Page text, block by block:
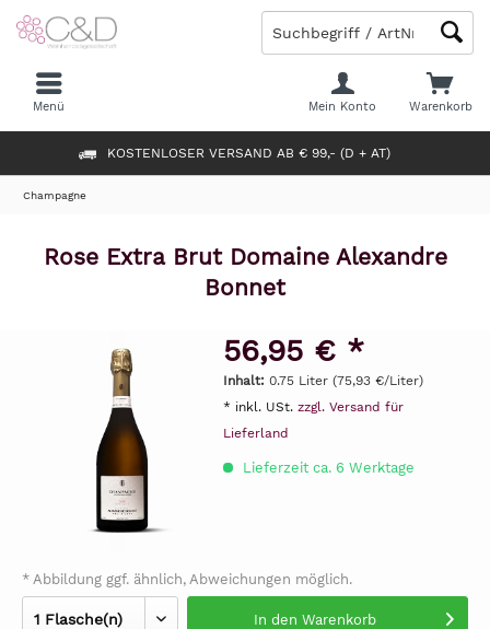
KOSTENLOSER VERSAND AB € 99,- (D + AT)
Warenkorb
Mein Konto
Menü
Champagne
Rose Extra Brut Domaine Alexandre
Bonnet
56,95 € *
Inhalt: 0.75 Liter (75,93 €/Liter)
* inkl. USt. zzgl. Versand für
Lieferland
Lieferzeit ca. 6 Werktage
* Abbildung ggf. ähnlich, Abweichungen möglich.
In den Warenkorb